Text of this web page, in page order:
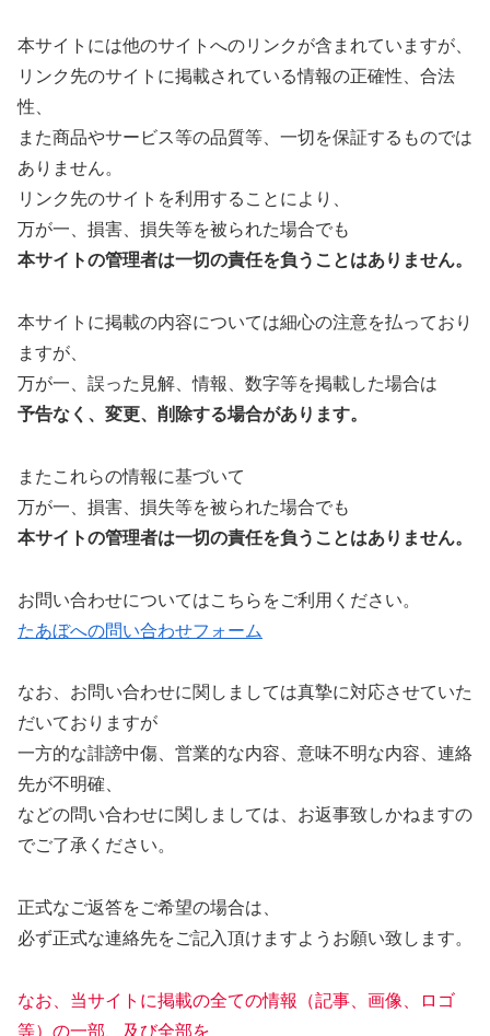
本サイトには他のサイトへのリンクが含まれていますが、
リンク先のサイトに掲載されている情報の正確性、合法
性、
また商品やサービス等の品質等、一切を保証するものでは
ありません。
リンク先のサイトを利用することにより、
万が一、損害、損失等を被られた場合でも
本サイトの管理者は一切の責任を負うことはありません。
本サイトに掲載の内容については細心の注意を払っており
ますが、
万が一、誤った見解、情報、数字等を掲載した場合は
予告なく、変更、削除する場合があります。
またこれらの情報に基づいて
万が一、損害、損失等を被られた場合でも
本サイトの管理者は一切の責任を負うことはありません。
お問い合わせについてはこちらをご利用ください。
たあぼへの問い合わせフォーム
なお、お問い合わせに関しましては真摯に対応させていた
だいておりますが
一方的な誹謗中傷、営業的な内容、意味不明な内容、連絡
先が不明確、
などの問い合わせに関しましては、お返事致しかねますの
でご了承ください。
正式なご返答をご希望の場合は、
必ず正式な連絡先をご記入頂けますようお願い致します。
なお、当サイトに掲載の全ての情報（記事、画像、ロゴ
等）の一部、及び全部を